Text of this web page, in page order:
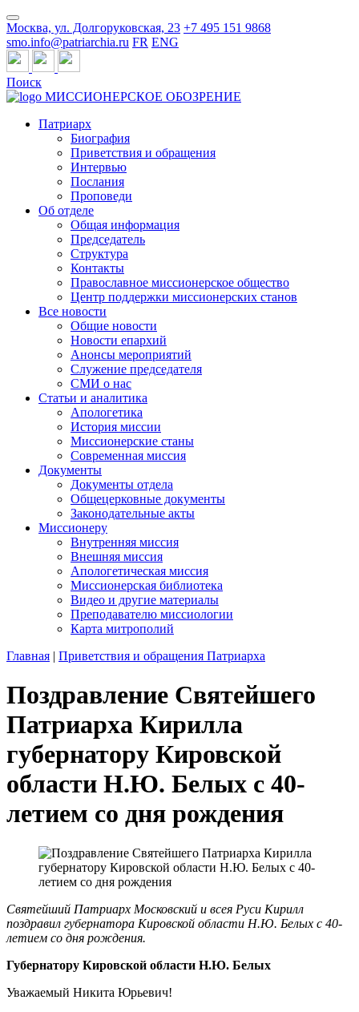
Москва, ул. Долгоруковская, 23 +7 495 151 9868
smo.info@patriarchia.ru FR ENG
Поиск
МИССИОНЕРСКОЕ ОБОЗРЕНИЕ
Патриарх
Биография
Приветствия и обращения
Интервью
Послания
Проповеди
Об отделе
Общая информация
Председатель
Структура
Контакты
Православное миссионерское общество
Центр поддержки миссионерских станов
Все новости
Общие новости
Новости епархий
Анонсы мероприятий
Служение председателя
СМИ о нас
Статьи и аналитика
Апологетика
История миссии
Миссионерские станы
Современная миссия
Документы
Документы отдела
Общецерковные документы
Законодательные акты
Миссионеру
Внутренняя миссия
Внешняя миссия
Апологетическая миссия
Миссионерская библиотека
Видео и другие материалы
Преподавателю миссиологии
Карта митрополий
Главная | Приветствия и обращения Патриарха
Поздравление Святейшего
Патриарха Кирилла
губернатору Кировской
области Н.Ю. Белых с 40-
летием со дня рождения
Святейший Патриарх Московский и всея Руси Кирилл
поздравил губернатора Кировской области Н.Ю. Белых с 40-
летием со дня рождения.
Губернатору Кировской области Н.Ю. Белых
Уважаемый Никита Юрьевич!